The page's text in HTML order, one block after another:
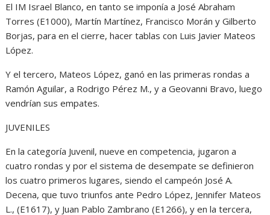
El IM Israel Blanco, en tanto se imponía a José Abraham
Torres (E1000), Martín Martínez, Francisco Morán y Gilberto
Borjas, para en el cierre, hacer tablas con Luis Javier Mateos
López.
Y el tercero, Mateos López, ganó en las primeras rondas a
Ramón Aguilar, a Rodrigo Pérez M., y a Geovanni Bravo, luego
vendrían sus empates.
JUVENILES
En la categoría Juvenil, nueve en competencia, jugaron a
cuatro rondas y por el sistema de desempate se definieron
los cuatro primeros lugares, siendo el campeón José A.
Decena, que tuvo triunfos ante Pedro López, Jennifer Mateos
L., (E1617), y Juan Pablo Zambrano (E1266), y en la tercera,